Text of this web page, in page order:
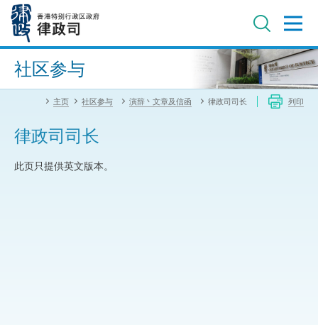
内
进阶搜寻
社区参与
主页 社区参与 演辞丶文章及信函 律政司司长 列印
律政司司长
此页只提供英文版本。